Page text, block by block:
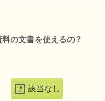
の文書を使えるの？
該当なし